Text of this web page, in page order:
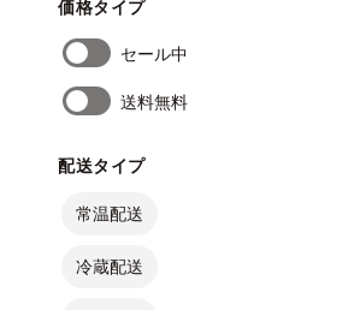
価格タイプ
セール中
送料無料
配送タイプ
常温配送
冷蔵配送